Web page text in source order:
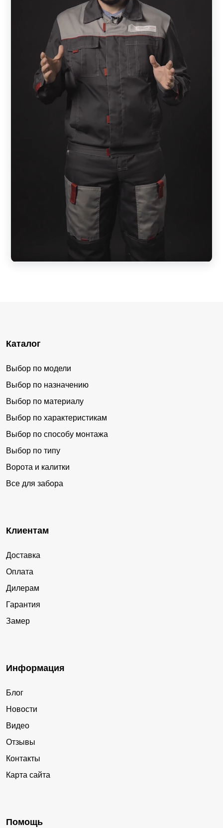
Каталог
Выбор по модели
Выбор по назначению
Выбор по материалу
Выбор по характеристикам
Выбор по способу монтажа
Выбор по типу
Ворота и калитки
Все для забора
Клиентам
Доставка
Оплата
Дилерам
Гарантия
Замер
Информация
Блог
Новости
Видео
Отзывы
Контакты
Карта сайта
Помощь